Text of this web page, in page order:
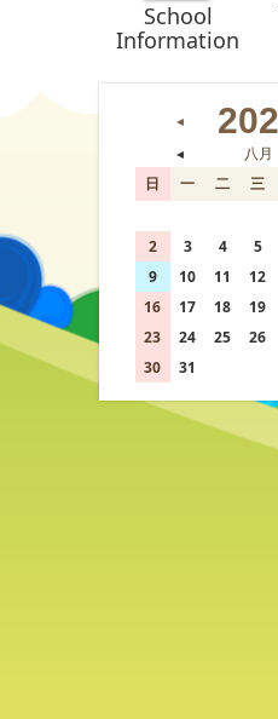
School
Information
◄
◄
八月
日 一 二 三
2
3 4 5
9
10 11 12
16
17 18 19
23
24 25 26
30
31